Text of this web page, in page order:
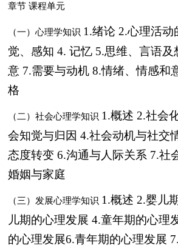
章节课程单元
（一）心理学知识 1.绪论 2.心理活动
觉、感知4. 记忆 5.思维、言语
意 7.需要与动机8.情绪、情感和
格
（二）社会心理学知识 1.概述 2.社会
会知觉与归因4.社会动机与社交
态度转变6.沟通与人际关系 7.社
婚姻与家庭
（三）发展心理学知识 1.概述 2.婴儿
儿期的心理发展4.童年期的心理
的心理发展6.青年期的心理发展